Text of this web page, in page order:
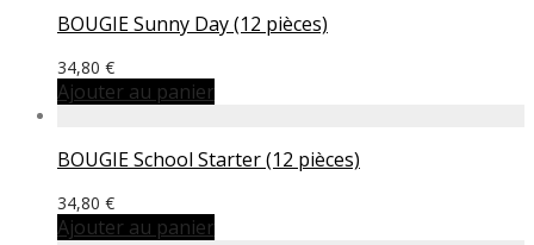
BOUGIE Sunny Day (12 pièces)
34,80 €
Ajouter au panier
BOUGIE School Starter (12 pièces)
34,80 €
Ajouter au panier